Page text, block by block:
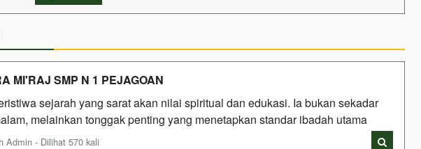
MI'RAJ SMP N 1 PEJAGOAN
sejarah yang sarat akan nilai spiritual dan edukasi. Ia bukan sekadar
melainkan tonggak penting yang menetapkan standar ibadah utama
Admin - Dilihat 570 kali